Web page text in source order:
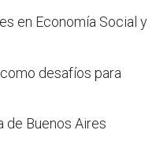
en Economía Social y
desafíos para
de Buenos Aires